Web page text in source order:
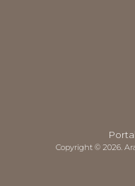
Copyright © 2026.